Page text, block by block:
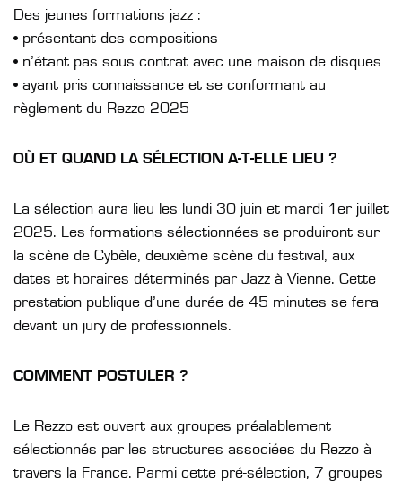
Des jeunes formations jazz :
• présentant des compositions
• n’étant pas sous contrat avec une maison de disques
• ayant pris connaissance et se conformant au
règlement du Rezzo 2025
OÙ ET QUAND LA SÉLECTION A-T-ELLE LIEU ?
La sélection aura lieu les lundi 30 juin et mardi 1er juillet
2025. Les formations sélectionnées se produiront sur
la scène de Cybèle, deuxième scène du festival, aux
dates et horaires déterminés par Jazz à Vienne. Cette
prestation publique d’une durée de 45 minutes se fera
devant un jury de professionnels.
COMMENT POSTULER ?
Le Rezzo est ouvert aux groupes préalablement
sélectionnés par les structures associées du Rezzo à
travers la France. Parmi cette pré-sélection, 7 groupes